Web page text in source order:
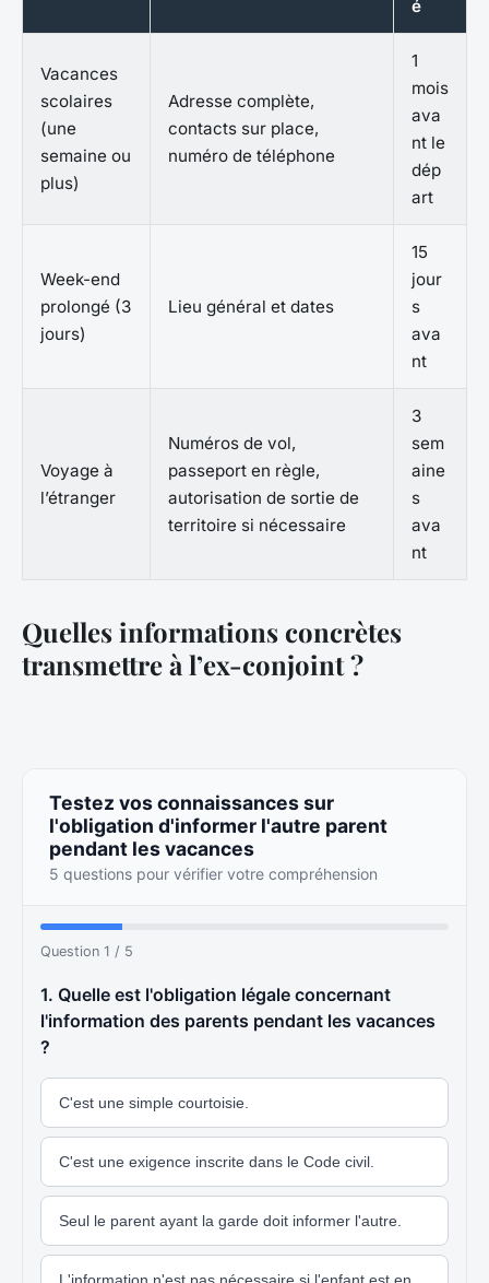
é
Vacances
scolaires
(une
semaine ou
plus)
Adresse complète,
contacts sur place,
numéro de téléphone
1
mois
ava
nt le
dép
art
Week-end
prolongé (3
jours)
Lieu général et dates
15
jour
s
ava
nt
Voyage à
l’étranger
Numéros de vol,
passeport en règle,
autorisation de sortie de
territoire si nécessaire
3
sem
aine
s
ava
nt
Quelles informations concrètes
transmettre à l’ex-conjoint ?